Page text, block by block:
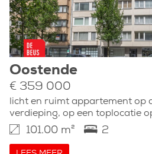
Oostende
€ 359 000
licht en ruimt appartement op
verdieping, op een toplocatie
101.00 m² 2